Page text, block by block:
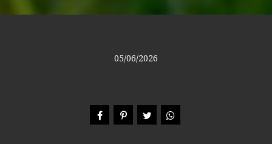
05/06/2026